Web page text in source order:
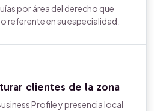
por área del derecho que
referente en su especialidad.
clientes de la zona
Profile y presencia local